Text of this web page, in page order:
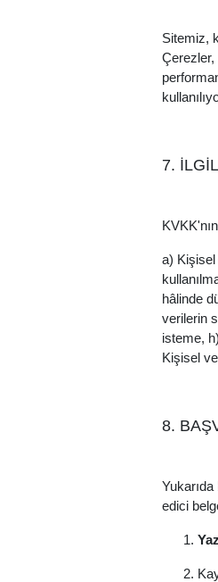
Sitemiz,
Çerezler,
7.
a) Kişisel
hâlinde
verilerin
isteme,
Kişisel
8.
edici